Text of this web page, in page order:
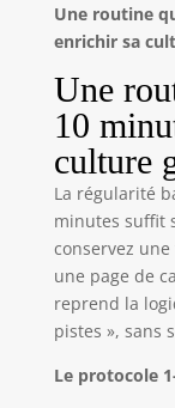
Une routine
enrichir sa
Une
10
culture
La régularité
minutes suffit
conservez
une page de
reprend la
pistes », sans
Le protocole